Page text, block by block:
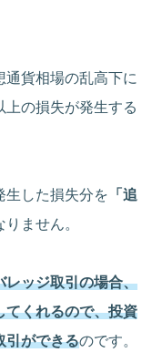
通貨相場の乱高下に
上の損失が発生する
生した損失分を 「追
ません。
レッジ取引の場合、
てくれるので、投資
引ができるのです。